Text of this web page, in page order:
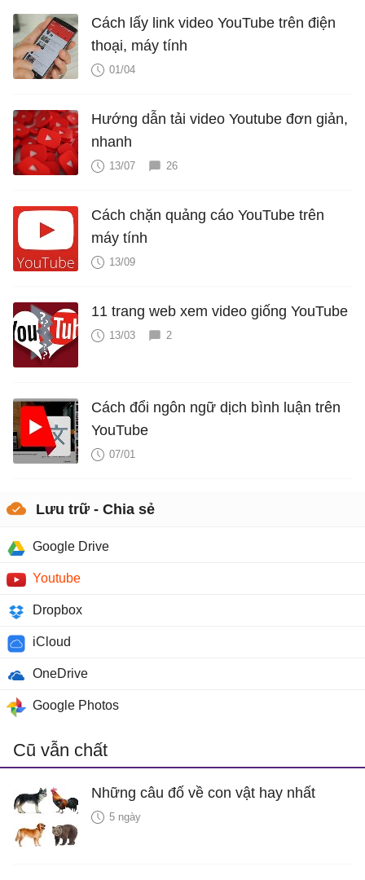
Cách lấy link video YouTube trên điện
thoại, máy tính
01/04
Hướng dẫn tải video Youtube đơn giản,
nhanh
13/07 26
Cách chặn quảng cáo YouTube trên
máy tính
13/09
11 trang web xem video giống YouTube
13/03 2
Cách đổi ngôn ngữ dịch bình luận trên
YouTube
07/01
Lưu trữ - Chia sẻ
Google Drive
Youtube
Dropbox
iCloud
OneDrive
Google Photos
Cũ vẫn chất
Những câu đố về con vật hay nhất
5 ngày